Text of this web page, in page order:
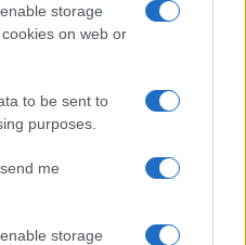
storage
on web or
to be sent to
purposes.
me
storage
ανήκει η